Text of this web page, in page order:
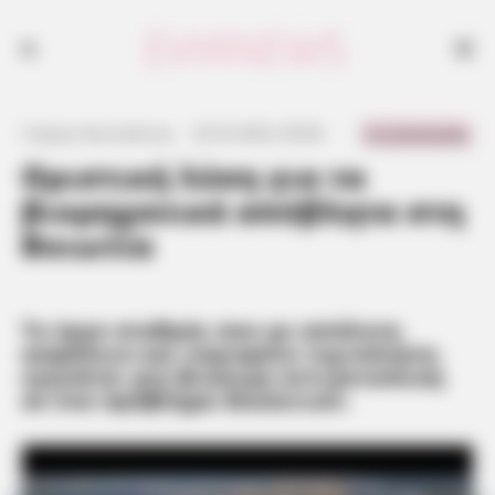
Οριστική λύση για τα
βιομηχανικά απόβλητα στη
Βοιωτία
To έργο σταθμός που με απόλυτη
ασφάλεια και κορυφαία τεχνολογία,